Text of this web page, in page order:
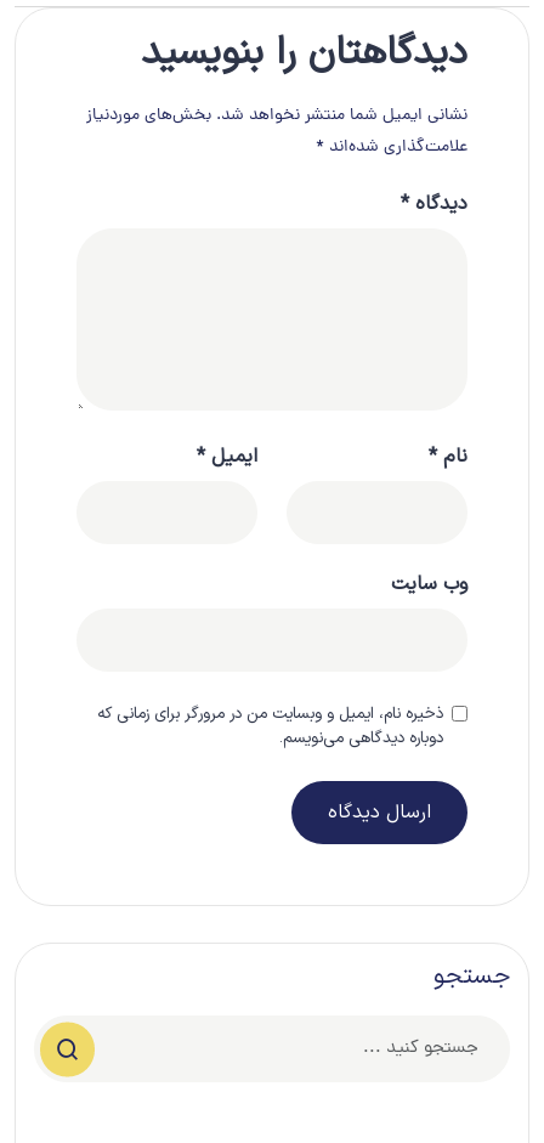
دیدگاهتان را بنویسید
نشانی ایمیل شما منتشر نخواهد شد. بخش‌های موردنیاز
علامت‌گذاری شده‌اند *
دیدگاه*
نام* ایمیل*
وب‌ سایت
ذخیره نام، ایمیل و وبسایت من در مرورگر برای زمانی که
دوباره دیدگاهی می‌نویسم.
جستجو